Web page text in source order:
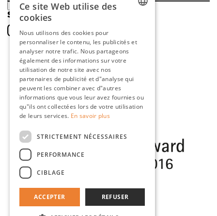
ENREGISTRER
SOCIAL
ENGLISH
FRENCH
GERMAN
Ce site Web utilise des
cookies
Nous utilisons des cookies pour
personnaliser le contenu, les publicités et
analyser notre trafic. Nous partageons
également des informations sur votre
utilisation de notre site avec nos
partenaires de publicité et d"analyse qui
peuvent les combiner avec d"autres
informations que vous leur avez fournies ou
qu"ils ont collectées lors de votre utilisation
de leurs services. En savoir plus
STRICTEMENT NÉCESSAIRES
PERFORMANCE
CIBLAGE
ACCEPTER REFUSER